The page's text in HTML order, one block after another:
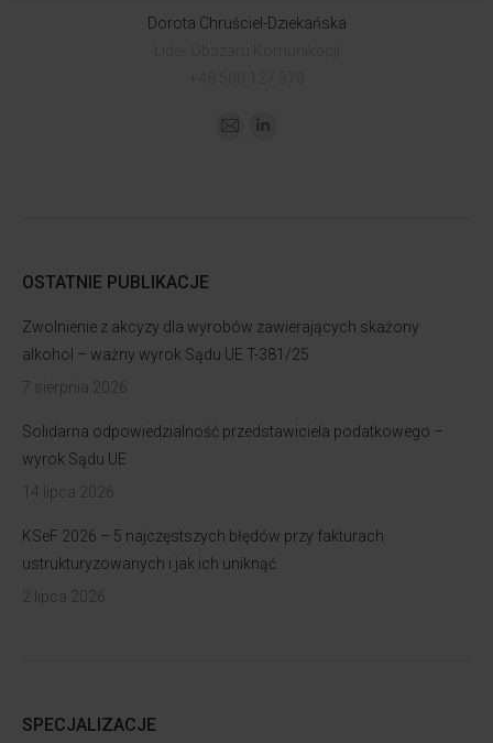
Dorota Chruściel-Dziekańska
OSTATNIE PUBLIKACJE
Zwolnienie z akcyzy dla wyrobów zawierających skażony
alkohol – ważny wyrok Sądu UE T-381/25
7 sierpnia 2026
Solidarna odpowiedzialność przedstawiciela podatkowego –
wyrok Sądu UE
14 lipca 2026
KSeF 2026 – 5 najczęstszych błędów przy fakturach
ustrukturyzowanych i jak ich uniknąć
2 lipca 2026
SPECJALIZACJE